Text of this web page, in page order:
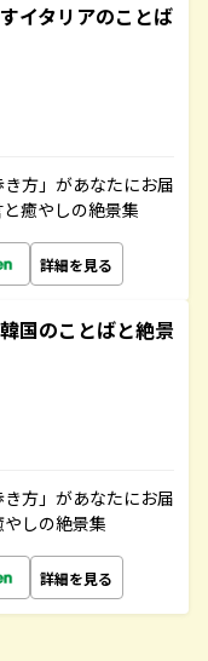
イタリアのことば
方」があなたにお届
癒やしの絶景集
詳細を見る
国のことばと絶景
方」があなたにお届
しの絶景集
詳細を見る